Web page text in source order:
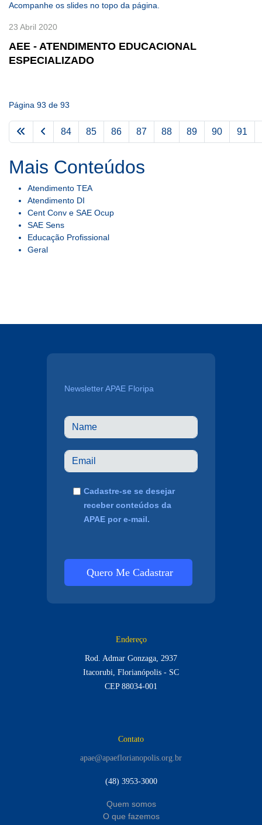
AEE - ATENDIMENTO EDUCACIONAL
ESPECIALIZADO
23 Abril 2020
Acompanhe os slides no topo da página.
Página 93 de 93
84 85 86 87 88 89 90 91
Mais Conteúdos
Atendimento TEA
Atendimento DI
Cent Conv e SAE Ocup
SAE Sens
Educação Profissional
Geral
Newsletter APAE Floripa
Cadastre-se se desejar
receber conteúdos da
APAE por e-mail.
Quero Me Cadastrar
Endereço
Rod. Admar Gonzaga, 2937
Itacorubi, Florianópolis - SC
CEP 88034-001
Contato
apae@apaeflorianopolis.org.br
(48) 3953-3000
Quem somos
O que fazemos